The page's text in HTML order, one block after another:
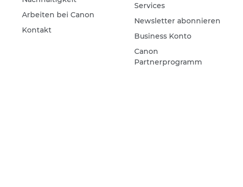
Arbeiten bei Canon
Kontakt
Services
Newsletter abonnieren
Business Konto
Canon
Partnerprogramm